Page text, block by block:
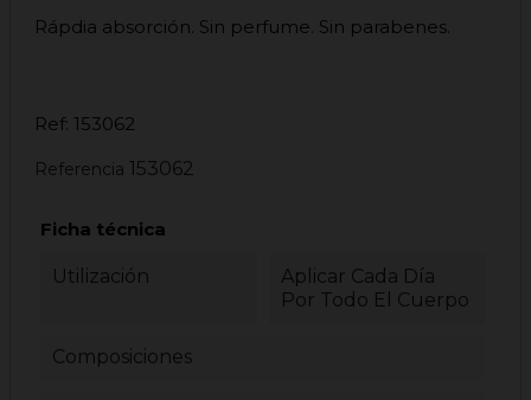
Rápdia absorción. Sin perfume. Sin parabenes.
Ref: 153062
Referencia 153062
Ficha técnica
Utilización
Aplicar Cada Día
Por Todo El Cuerpo
Composiciones